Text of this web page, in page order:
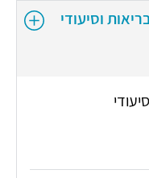
וסיעודי